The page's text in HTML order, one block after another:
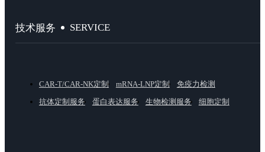
技术服务 SERVICE
CAR-T/CAR-NK定制 mRNA-LNP定制
免疫力检测
抗体定制服务
蛋白表达服务 生物检测服务 细胞定制